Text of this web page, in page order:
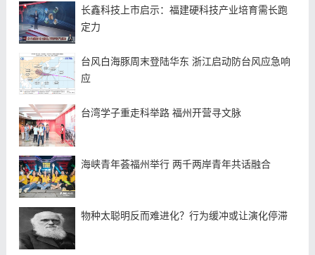
长鑫科技上市启示：福建硬科技产业培育需长跑
定力
台风白海豚周末登陆华东 浙江启动防台风应急响
应
台湾学子重走科举路 福州开营寻文脉
海峡青年荟福州举行 两千两岸青年共话融合
物种太聪明反而难进化？行为缓冲或让演化停滞